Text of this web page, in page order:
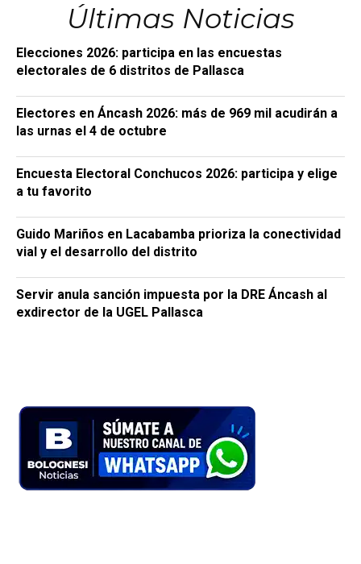
Últimas Noticias
Elecciones 2026: participa en las encuestas
electorales de 6 distritos de Pallasca
Electores en Áncash 2026: más de 969 mil acudirán a
las urnas el 4 de octubre
Encuesta Electoral Conchucos 2026: participa y elige
a tu favorito
Guido Mariños en Lacabamba prioriza la conectividad
vial y el desarrollo del distrito
Servir anula sanción impuesta por la DRE Áncash al
exdirector de la UGEL Pallasca